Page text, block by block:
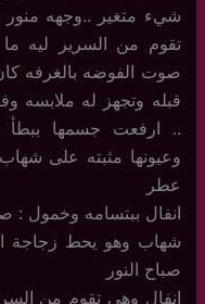
شيء متغير ..وجهه منور
تقوم من السرير ليه
صوت الفوضه بالغرفه
قبله وتجهز له ملابسه
.. ارفعت جسمها
وعيونها مثبته على
عطر
انفال ببتسامه وخمول :
شهاب وهو يحط زجاجة
صباح النور
انفال وهي تقوم من